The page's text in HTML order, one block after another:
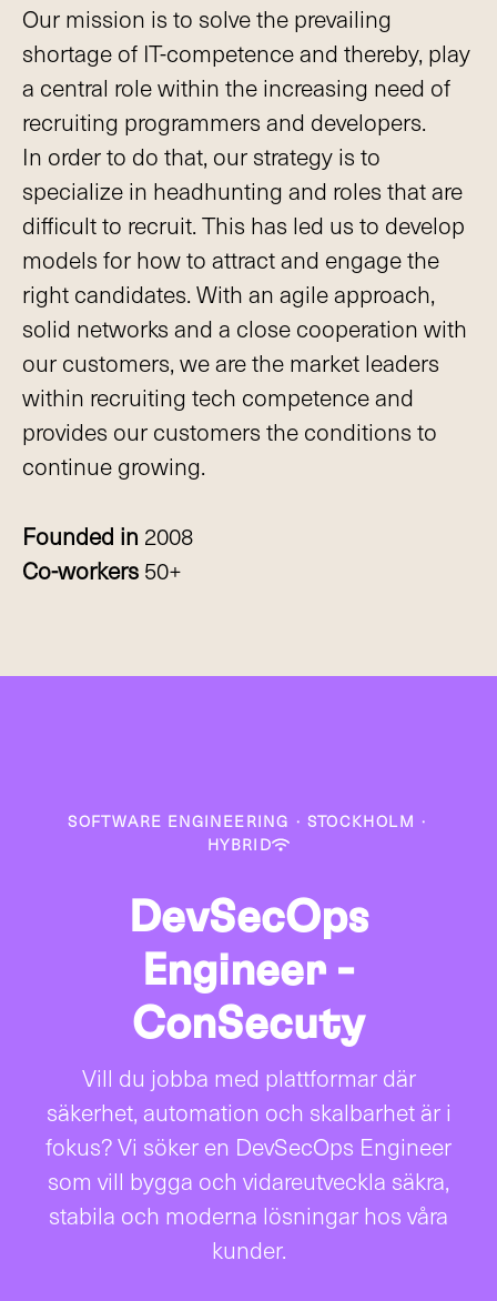
Our mission is to solve the prevailing
shortage of IT-competence and thereby, play
a central role within the increasing need of
recruiting programmers and developers.
In order to do that, our strategy is to
specialize in headhunting and roles that are
difficult to recruit. This has led us to develop
models for how to attract and engage the
right candidates. With an agile approach,
solid networks and a close cooperation with
our customers, we are the market leaders
within recruiting tech competence and
provides our customers the conditions to
continue growing.
Founded in 2008
Co-workers50+
SOFTWARE ENGINEERING · STOCKHOLM ·
HYBRID
DevSecOps
Engineer -
ConSecuty
Vill du jobba med plattformar där
säkerhet, automation och skalbarhet är i
fokus? Vi söker en DevSecOps Engineer
som vill bygga och vidareutveckla säkra,
stabila och moderna lösningar hos våra
kunder.